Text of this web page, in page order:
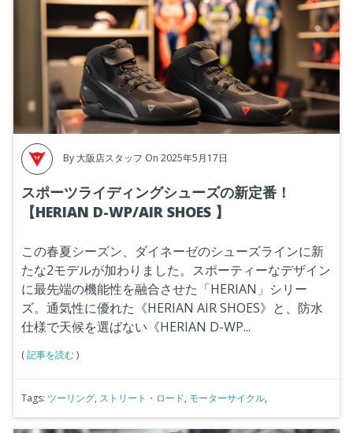
By 大阪店スタッフ On 2025年5月17日
スポーツライディングシューズの新定番！
【HERIAN D-WP/AIR SHOES 】
この春夏シーズン、ダイネーゼのシューズラインに新
たな2モデルが加わりました。スポーティーなデザイン
に最先端の機能性を融合させた「HERIAN」シリー
ズ。通気性に優れた《HERIAN AIR SHOES》と、防水
仕様で天候を選ばない《HERIAN D-WP...
(記事を読む)
Tags: ツーリング, ストリート・ロード, モーターサイクル,